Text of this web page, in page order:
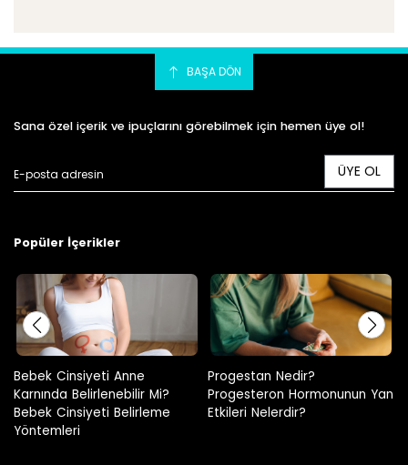
BAŞA DÖN
Sana özel içerik ve ipuçlarını görebilmek için hemen üye ol!
ÜYE OL
Popüler İçerikler
Progestan Nedir?
Progesteron Hormonunun Yan
Etkileri Nelerdir?
Hamilelikte Adet Görülür Mü?